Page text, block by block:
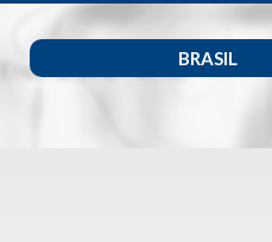
BRASIL